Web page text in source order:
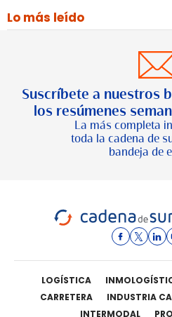
Lo más leído
Suscríbete a nuestros
los resúmenes
La más completa
toda la cadena de
bandeja de
LOGÍSTICA
CARRETERA
INDUSTRIA
INTERMODAL